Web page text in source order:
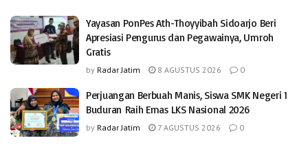
Yayasan PonPes Ath-Thoyyibah Sidoarjo Beri
Apresiasi Pengurus dan Pegawainya, Umroh
Gratis
by Radar Jatim 8 AGUSTUS 2026 0
Perjuangan Berbuah Manis, Siswa SMK Negeri 1
Buduran Raih Emas LKS Nasional 2026
by Radar Jatim 7 AGUSTUS 2026 0